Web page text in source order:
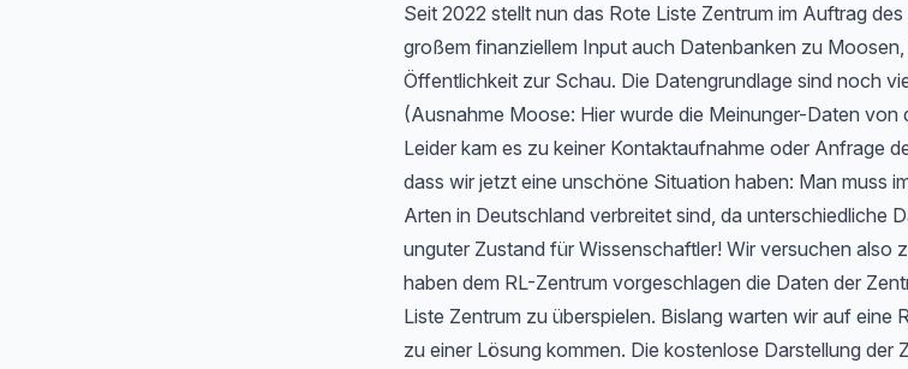
Seit 2022 stellt nun das Rote Liste Zentrum im Auftrag
großem finanziellem Input auch Datenbanken zu
Öffentlichkeit zur Schau. Die Datengrundlage sind noch
(Ausnahme Moose: Hier wurde die Meinunger-Daten von
Leider kam es zu keiner Kontaktaufnahme oder Anfrage
dass wir jetzt eine unschöne Situation haben: Man muss
Arten in Deutschland verbreitet sind, da unterschiedliche
unguter Zustand für Wissenschaftler! Wir versuchen also
haben dem RL-Zentrum vorgeschlagen die Daten der
Liste Zentrum zu überspielen. Bislang warten wir auf eine
zu einer Lösung kommen. Die kostenlose Darstellung der